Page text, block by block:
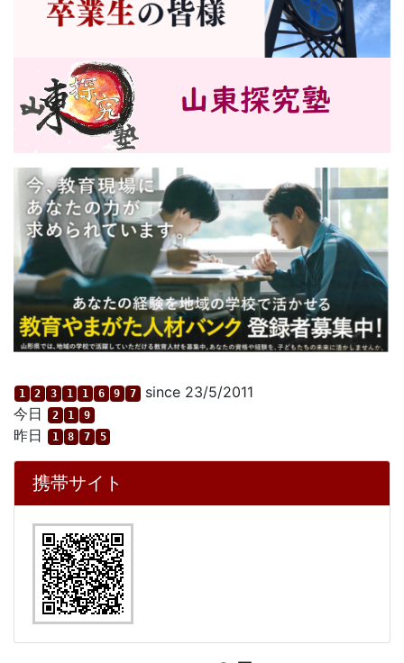
1 2 3 1 1 6 9 7 since 23/5/2011
今日
2 1 9
昨日 1 8 7 5
携帯サイト